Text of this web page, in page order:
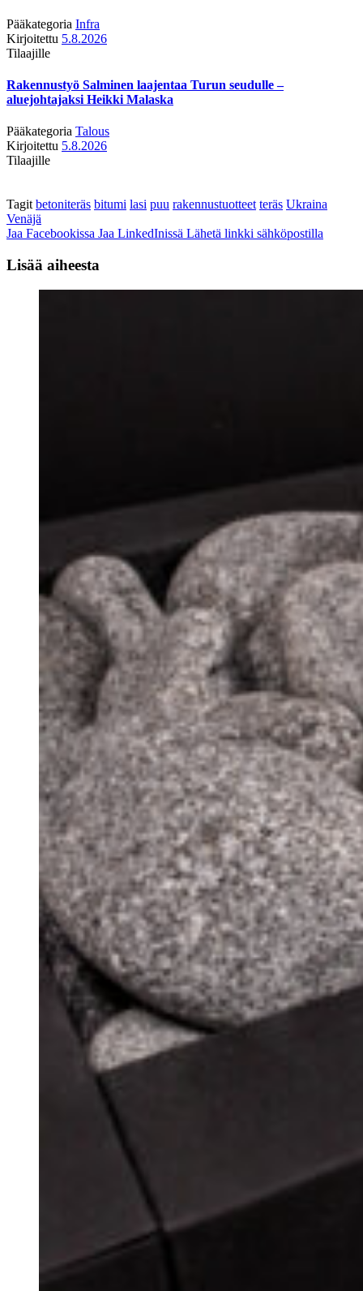
Pääkategoria Infra
Kirjoitettu 5.8.2026
Tilaajille
Rakennustyö Salminen laajentaa Turun seudulle –
aluejohtajaksi Heikki Malaska
Pääkategoria Talous
Kirjoitettu 5.8.2026
Tilaajille
Tagit betoniteräs bitumi lasi puu rakennustuotteet teräs Ukraina
Venäjä
Jaa Facebookissa Jaa LinkedInissä Lähetä linkki sähköpostilla
Lisää aiheesta